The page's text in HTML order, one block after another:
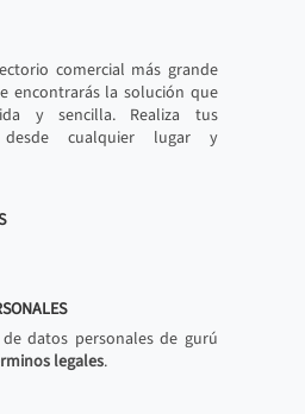
comercial más grande
encontrarás la solución que
y sencilla. Realiza tus
desde cualquier lugar y
datos personales de gurú
legales.